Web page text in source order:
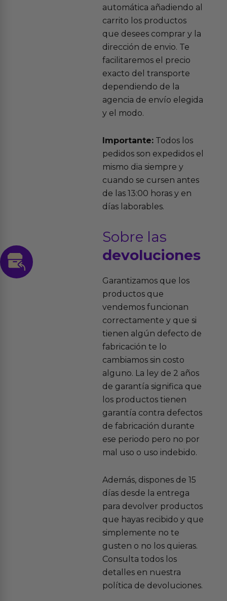
automática añadiendo al
carrito los productos
que desees comprar y la
dirección de envio. Te
facilitaremos el precio
exacto del transporte
dependiendo de la
agencia de envío elegida
y el modo.
Importante:Todos los
pedidos son expedidos el
mismo dia siempre y
cuando se cursen antes
de las 13:00 horas y en
días laborables.
Sobre las
devoluciones
Garantizamos que los
productos que
vendemos funcionan
correctamente y que si
tienen algún defecto de
fabricación te lo
cambiamos sin costo
alguno. La ley de 2 años
de garantía significa que
los productos tienen
garantía contra defectos
de fabricación durante
ese periodo pero no por
mal uso o uso indebido.
Además, dispones de 15
días desde la entrega
para devolver productos
que hayas recibido y que
simplemente no te
gusten o no los quieras.
Consulta todos los
detalles en nuestra
política de devoluciones.